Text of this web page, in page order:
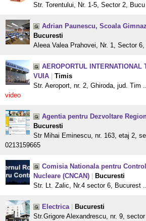
Str. Torentului, Nr. 1-5, Sector 2,
Adrian Paunescu, Scoala
Bucuresti
Aleea Valea Prahovei, Nr. 1, Sector
AEROPORTUL INTERNATIONAL
VUIA
Timis
Str. Aeroport, nr. 2, Ghiroda, jud. Tim
video
Agentia pentru Dezvoltare
Bucuresti
Str Mihai Eminescu, nr. 163, etaj 2,
0213159665
Comisia Nationala pentru
Nucleare (CNCAN)
Bucuresti
Str. Lt. Zalic, Nr.4 sector 6, Bucurest
Electrica
Bucuresti
Str.Grigore Alexandrescu, nr. 9,